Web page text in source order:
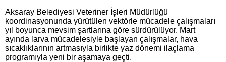
Aksaray Belediyesi Veteriner İşleri Müdürlüğü
koordinasyonunda yürütülen vektörle mücadele çalışmaları
yıl boyunca mevsim şartlarına göre sürdürülüyor. Mart
ayında larva mücadelesiyle başlayan çalışmalar, hava
sıcaklıklarının artmasıyla birlikte yaz dönemi ilaçlama
programıyla yeni bir aşamaya geçti.